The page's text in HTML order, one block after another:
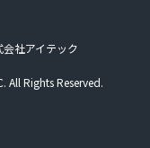
社アイテック
All Rights Reserved.